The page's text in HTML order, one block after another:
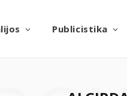
Publicistika